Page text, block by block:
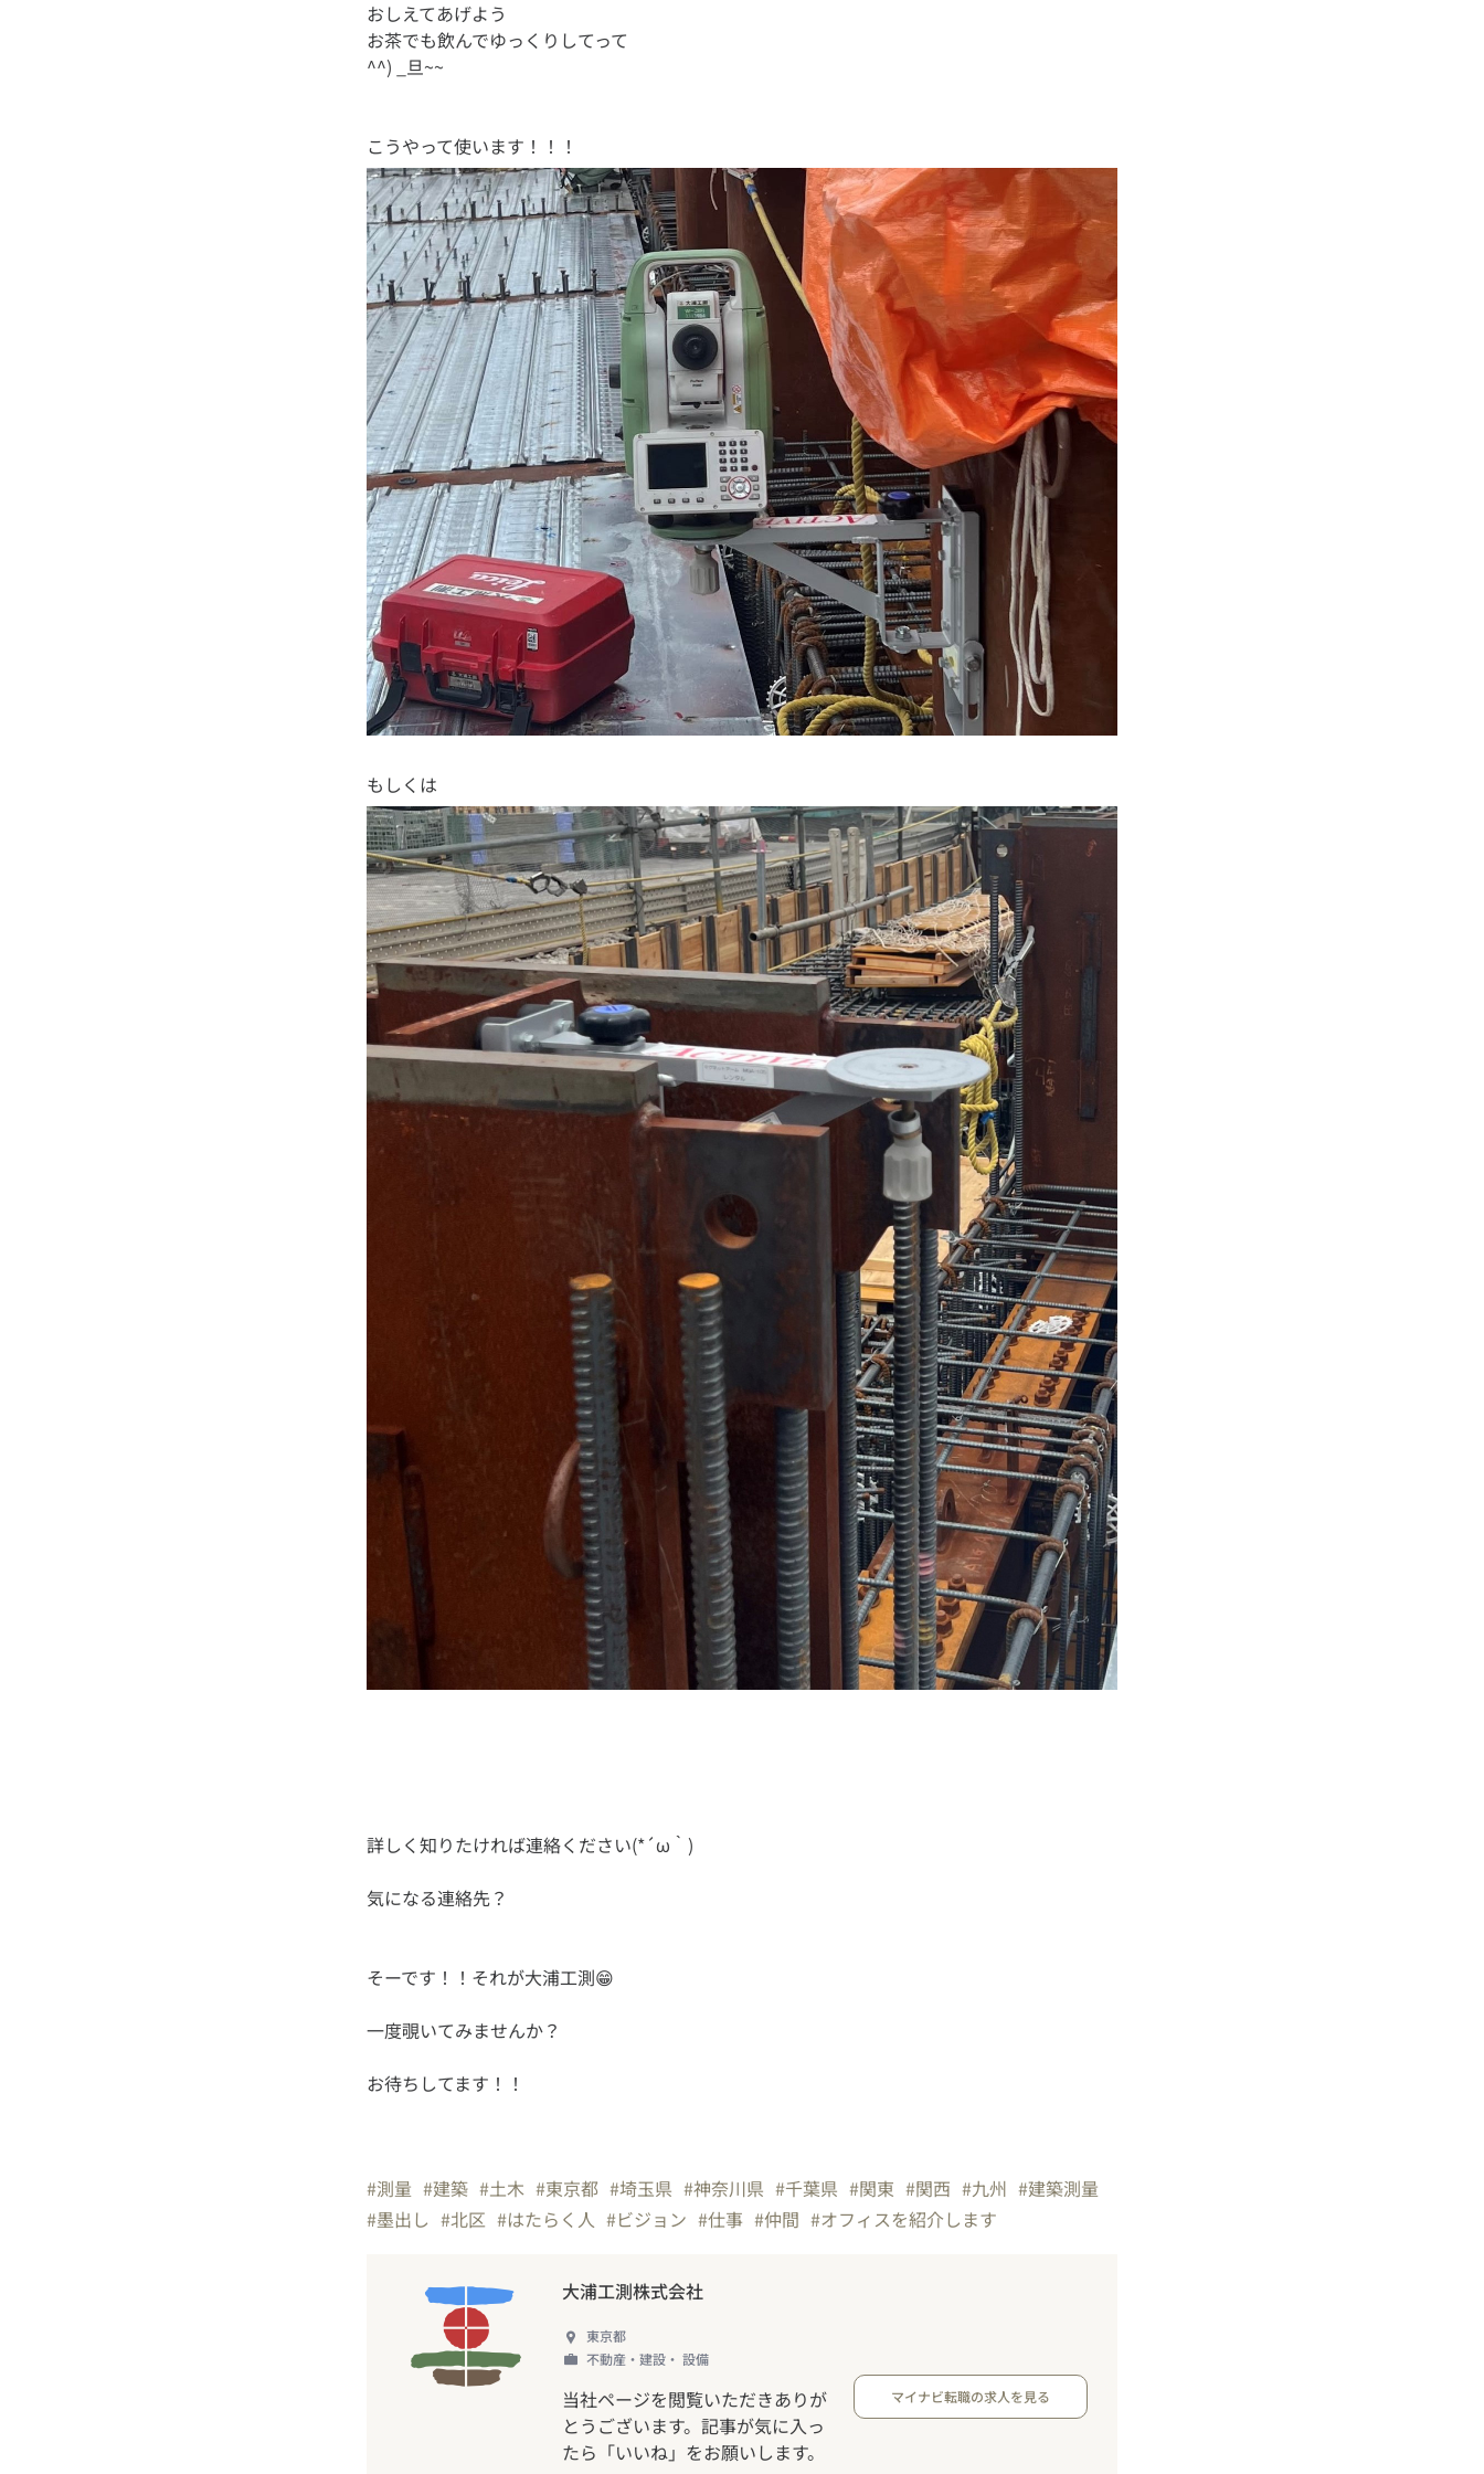
おしえてあげよう
お茶でも飲んでゆっくりしてって
お待ちしてます！！
#測量 #建築 #土木 #東京都 #埼玉県 #神奈川県 #千葉県 #関東 #関西 #九州 #建築測量
#墨出し #北区 #はたらく人 #ビジョン #仕事 #仲間 #オフィスを紹介します
大浦工測株式会社
東京都
不動産・建設・ 設備
当社ページを閲覧いただきありが
とうございます。記事が気に入っ
たら「いいね」をお願いします。
マイナビ転職の求人を見る